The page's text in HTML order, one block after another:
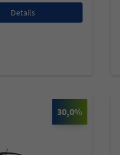
Details
30,0%